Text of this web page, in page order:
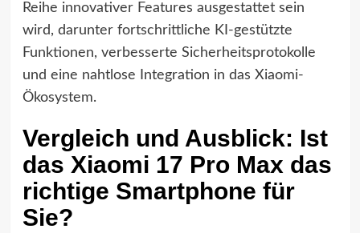
Reihe innovativer Features ausgestattet sein
wird, darunter fortschrittliche KI-gestützte
Funktionen, verbesserte Sicherheitsprotokolle
und eine nahtlose Integration in das Xiaomi-
Ökosystem.
Vergleich und Ausblick: Ist
das Xiaomi 17 Pro Max das
richtige Smartphone für
Sie?